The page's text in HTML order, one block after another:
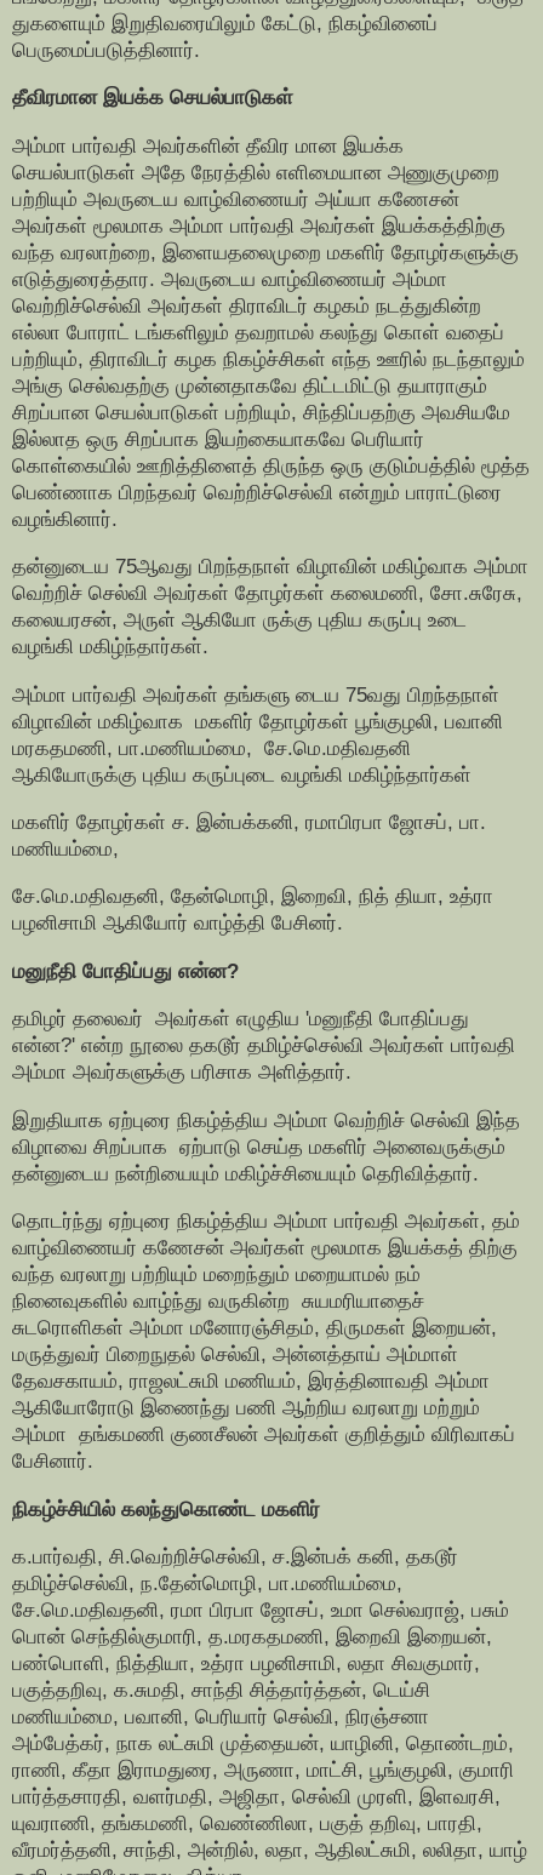
துகளையும் இறுதிவரையிலும் கேட்டு, நிகழ்வினைப்
பெருமைப்படுத்தினார்.
தீவிரமான இயக்க செயல்பாடுகள்
அம்மா பார்வதி அவர்களின் தீவிர மான இயக்க
செயல்பாடுகள் அதே நேரத்தில் எளிமையான அணுகுமுறை
பற்றியும் அவருடைய வாழ்விணையர் அய்யா கணேசன்
அவர்கள் மூலமாக அம்மா பார்வதி அவர்கள் இயக்கத்திற்கு
வந்த வரலாற்றை, இளையதலைமுறை மகளிர் தோழர்களுக்கு
எடுத்துரைத்தார. அவருடைய வாழ்விணையர் அம்மா
வெற்றிச்செல்வி அவர்கள் திராவிடர் கழகம் நடத்துகின்ற
எல்லா போராட் டங்களிலும் தவறாமல் கலந்து கொள் வதைப்
பற்றியும், திராவிடர் கழக நிகழ்ச்சிகள் எந்த ஊரில் நடந்தாலும்
அங்கு செல்வதற்கு முன்னதாகவே திட்டமிட்டு தயாராகும்
சிறப்பான செயல்பாடுகள் பற்றியும், சிந்திப்பதற்கு அவசியமே
இல்லாத ஒரு சிறப்பாக இயற்கையாகவே பெரியார்
கொள்கையில் ஊறித்திளைத் திருந்த ஒரு குடும்பத்தில் மூத்த
பெண்ணாக பிறந்தவர் வெற்றிச்செல்வி என்றும் பாராட்டுரை
வழங்கினார்.
தன்னுடைய 75ஆவது பிறந்தநாள் விழாவின் மகிழ்வாக அம்மா
வெற்றிச் செல்வி அவர்கள் தோழர்கள் கலைமணி, சோ.சுரேசு,
கலையரசன், அருள் ஆகியோ ருக்கு புதிய கருப்பு உடை
வழங்கி மகிழ்ந்தார்கள்.
அம்மா பார்வதி அவர்கள் தங்களு டைய 75வது பிறந்தநாள்
விழாவின் மகிழ்வாக மகளிர் தோழர்கள் பூங்குழலி, பவானி
மரகதமணி, பா.மணியம்மை, சே.மெ.மதிவதனி
ஆகியோருக்கு புதிய கருப்புடை வழங்கி மகிழ்ந்தார்கள்
மகளிர் தோழர்கள் ச. இன்பக்கனி, ரமாபிரபா ஜோசப், பா.
மணியம்மை,
சே.மெ.மதிவதனி, தேன்மொழி, இறைவி, நித் தியா, உத்ரா
பழனிசாமி ஆகியோர் வாழ்த்தி பேசினர்.
மனுநீதி போதிப்பது என்ன?
தமிழர் தலைவர் அவர்கள் எழுதிய 'மனுநீதி போதிப்பது
என்ன?' என்ற நூலை தகடூர் தமிழ்ச்செல்வி அவர்கள் பார்வதி
அம்மா அவர்களுக்கு பரிசாக அளித்தார்.
இறுதியாக ஏற்புரை நிகழ்த்திய அம்மா வெற்றிச் செல்வி இந்த
விழாவை சிறப்பாக ஏற்பாடு செய்த மகளிர் அனைவருக்கும்
தன்னுடைய நன்றியையும் மகிழ்ச்சியையும் தெரிவித்தார்.
தொடர்ந்து ஏற்புரை நிகழ்த்திய அம்மா பார்வதி அவர்கள், தம்
வாழ்விணையர் கணேசன் அவர்கள் மூலமாக இயக்கத் திற்கு
வந்த வரலாறு பற்றியும் மறைந்தும் மறையாமல் நம்
நினைவுகளில் வாழ்ந்து வருகின்ற சுயமரியாதைச்
சுடரொளிகள் அம்மா மனோரஞ்சிதம், திருமகள் இறையன்,
மருத்துவர் பிறைநுதல் செல்வி, அன்னத்தாய் அம்மாள்
தேவசகாயம், ராஜலட்சுமி மணியம், இரத்தினாவதி அம்மா
ஆகியோரோடு இணைந்து பணி ஆற்றிய வரலாறு மற்றும்
அம்மா தங்கமணி குணசீலன் அவர்கள் குறித்தும் விரிவாகப்
பேசினார்.
நிகழ்ச்சியில் கலந்துகொண்ட மகளிர்
க.பார்வதி, சி.வெற்றிச்செல்வி, ச.இன்பக் கனி, தகடூர்
தமிழ்ச்செல்வி, ந.தேன்மொழி, பா.மணியம்மை,
சே.மெ.மதிவதனி, ரமா பிரபா ஜோசப், உமா செல்வராஜ், பசும்
பொன் செந்தில்குமாரி, த.மரகதமணி, இறைவி இறையன்,
பண்பொளி, நித்தியா, உத்ரா பழனிசாமி, லதா சிவகுமார்,
பகுத்தறிவு, க.சுமதி, சாந்தி சித்தார்த்தன், டெய்சி
மணியம்மை, பவானி, பெரியார் செல்வி, நிரஞ்சனா
அம்பேத்கர், நாக லட்சுமி முத்தையன், யாழினி, தொண்டறம்,
ராணி, கீதா இராமதுரை, அருணா, மாட்சி, பூங்குழலி, குமாரி
பார்த்தசாரதி, வளர்மதி, அஜிதா, செல்வி முரளி, இளவரசி,
யுவராணி, தங்கமணி, வெண்ணிலா, பகுத் தறிவு, பாரதி,
வீரமர்த்தனி, சாந்தி, அன்றில், லதா, ஆதிலட்சுமி, லலிதா, யாழ்